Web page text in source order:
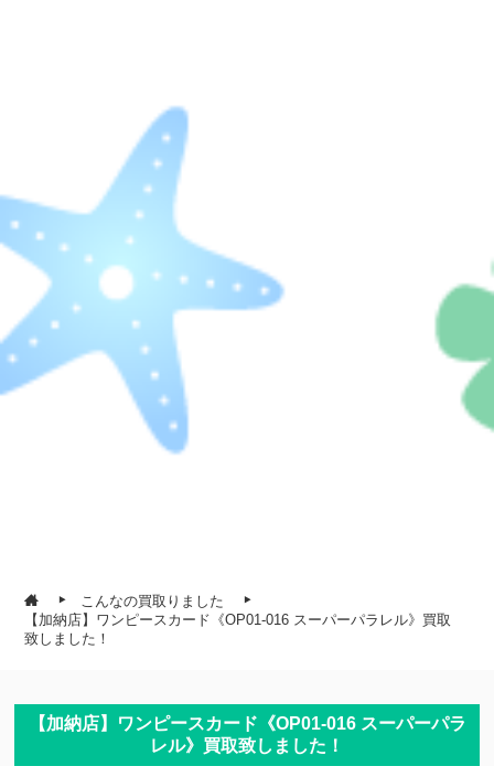
こんなの買取りました
【加納店】ワンピースカード《OP01-016 スーパーパラレル》買取
致しました！
【加納店】ワンピースカード《OP01-016 スーパーパラ
レル》買取致しました！